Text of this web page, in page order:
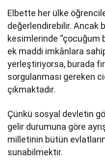
Elbette her ülke
değerlendirebilir. Ancak
kesimlerinde “çocuğum
ek maddi imkânlara
yerleştiriyorsa, burada
sorgulanması gereken
çıkmaktadır.
Çünkü sosyal devletin
gelir durumuna göre
milletinin bütün
sunabilmektir.